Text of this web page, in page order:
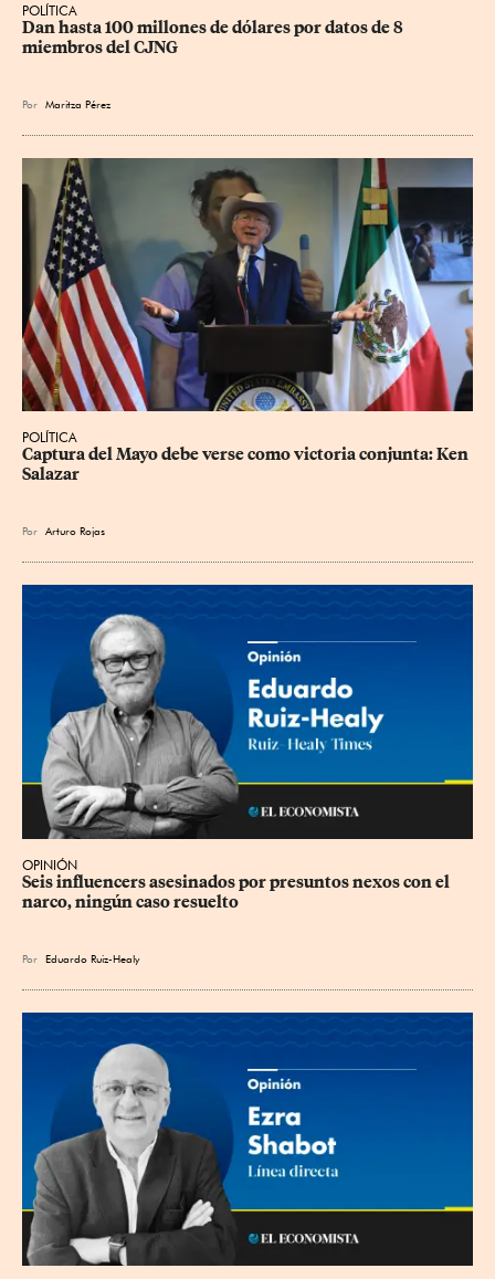
POLÍTICA
Dan hasta 100 millones de dólares por datos de 8
miembros del CJNG
Por Maritza Pérez
POLÍTICA
Captura del Mayo debe verse como victoria conjunta: Ken
Salazar
Por Arturo Rojas
OPINIÓN
Seis influencers asesinados por presuntos nexos con el
narco, ningún caso resuelto
Por Eduardo Ruiz-Healy